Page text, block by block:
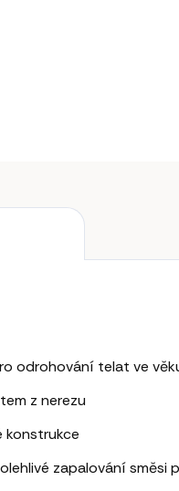
odrohování telat ve
z nerezu
konstrukce
zapalování směsi